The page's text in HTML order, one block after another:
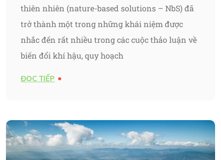
thiên nhiên (nature-based solutions – NbS) đã
trở thành một trong những khái niệm được
nhắc đến rất nhiều trong các cuộc thảo luận về
biến đổi khí hậu, quy hoạch
ĐỌC TIẾP